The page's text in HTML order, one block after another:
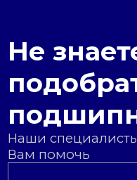
Не
Наши
Вам помочь